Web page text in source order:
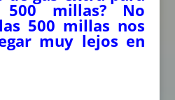
500 millas? No
500 millas nos
muy lejos en